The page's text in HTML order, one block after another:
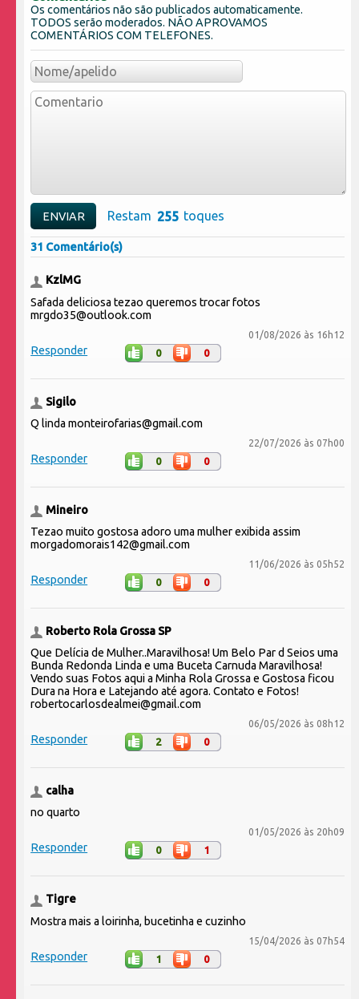
Os comentários não são publicados automaticamente.
TODOS serão moderados. NÃO APROVAMOS
COMENTÁRIOS COM TELEFONES.
Restam toques
31 Comentário(s)
KzlMG
Safada deliciosa tezao queremos trocar fotos
mrgdo35@outlook.com
01/08/2026 às 16h12
Responder 0 0
Sigilo
Q linda monteirofarias@gmail.com
22/07/2026 às 07h00
Responder 0 0
Mineiro
Tezao muito gostosa adoro uma mulher exibida assim
morgadomorais142@gmail.com
11/06/2026 às 05h52
Responder 0 0
Roberto Rola Grossa SP
Que Delícia de Mulher..Maravilhosa! Um Belo Par d Seios uma
Bunda Redonda Linda e uma Buceta Carnuda Maravilhosa!
Vendo suas Fotos aqui a Minha Rola Grossa e Gostosa ficou
Dura na Hora e Latejando até agora. Contato e Fotos!
robertocarlosdealmei@gmail.com
06/05/2026 às 08h12
Responder 2 0
calha
no quarto
01/05/2026 às 20h09
Responder 0 1
Tigre
Mostra mais a loirinha, bucetinha e cuzinho
15/04/2026 às 07h54
Responder 1 0